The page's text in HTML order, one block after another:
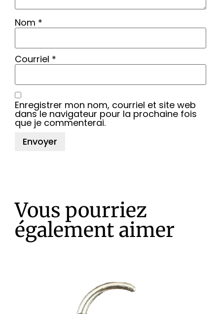
Nom *
Courriel *
Enregistrer mon nom, courriel et site web
dans le navigateur pour la prochaine fois
que je commenterai.
Vous pourriez
également aimer